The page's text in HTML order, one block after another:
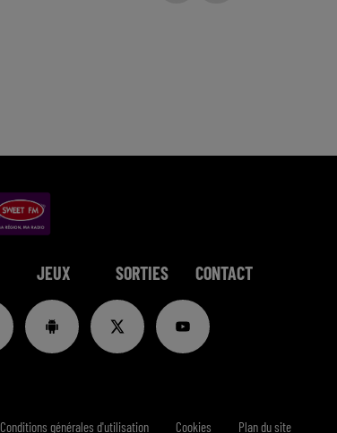
JEUX SORTIES CONTACT
Conditions générales d'utilisation Cookies Plan du site